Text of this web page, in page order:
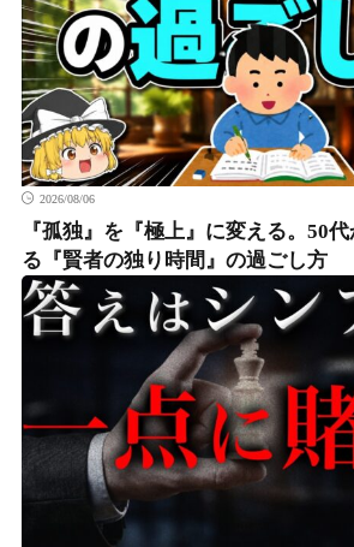
2026/08/06
『孤独』を『極上』に変える。50
る『賢者の独り時間』の過ごし方